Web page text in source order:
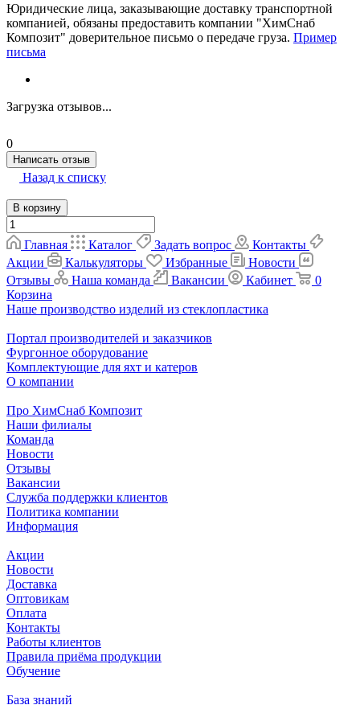
Юридические лица, заказывающие доставку транспортной
компанией, обязаны предоставить компании "ХимСнаб
Композит" доверительное письмо о передаче груза. Пример
письма
Загрузка отзывов...
0
Написать отзыв
Назад к списку
В корзину
Главная Каталог Задать вопрос
Контакты
Акции
Калькуляторы Избранные
Новости
Отзывы
Наша команда Вакансии Кабинет
0
Корзина
Наше производство изделий из стеклопластика
Портал производителей и заказчиков
Фургонное оборудование
Комплектующие для яхт и катеров
О компании
Про ХимСнаб Композит
Наши филиалы
Команда
Новости
Отзывы
Вакансии
Служба поддержки клиентов
Политика компании
Информация
Акции
Новости
Доставка
Оптовикам
Оплата
Контакты
Работы клиентов
Правила приёма продукции
Обучение
База знаний